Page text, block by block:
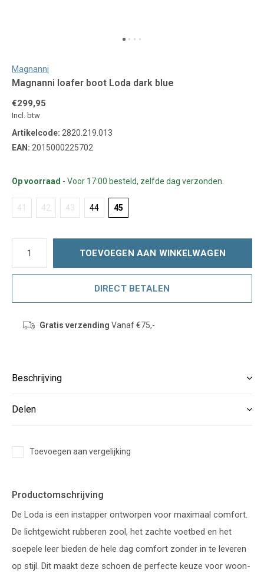
Magnanni
Magnanni loafer boot Loda dark blue
€299,95
Incl. btw
Artikelcode: 2820.219.013
EAN: 2015000225702
Op voorraad - Voor 17:00 besteld, zelfde dag verzonden.
41 42 43 44 45
TOEVOEGEN AAN WINKELWAGEN
DIRECT BETALEN
Gratis verzending Vanaf €75,-
Beschrijving
Delen
Toevoegen aan vergelijking
Productomschrijving
De Loda is een instapper ontworpen voor maximaal comfort.
De lichtgewicht rubberen zool, het zachte voetbed en het
soepele leer bieden de hele dag comfort zonder in te leveren
op stijl. Dit maakt deze schoen de perfecte keuze voor woon-